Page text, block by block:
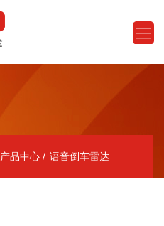
产品中心 语音倒车雷达